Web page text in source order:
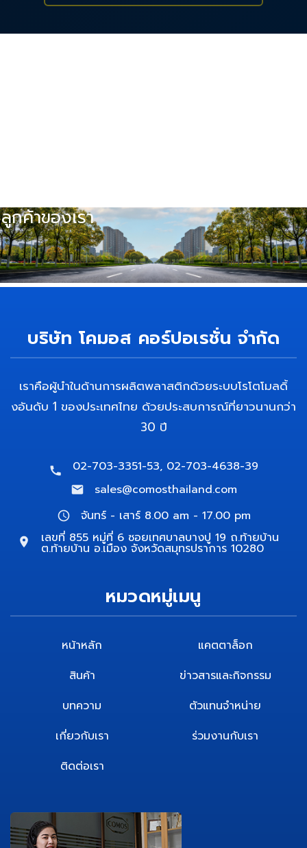
เห็นของจำลอง
ก่อนลงมือจริง
แข็งแรงทนทาน
รูปแบบทัน
สมัย
กำลังการผลิตสูง คุณภาพดี
ลูกค้าของเรา
บริษัท โคมอส คอร์ปอเรชั่น จำกัด
เราคือผู้นำในด้านการผลิตพลาสติกด้วยระบบโรโตโมลดิ้
งอันดับ 1 ของประเทศไทย ด้วยประสบการณ์ที่ยาวนานกว่า
30 ปี
02-703-3351-53, 02-703-4638-39
sales@comosthailand.com
จันทร์ - เสาร์ 8.00 am - 17.00 pm
เลขที่ 855 หมู่ที่ 6 ซอยเทศบาลบางปู 19 ถ.ท้ายบ้าน
ต.ท้ายบ้าน อ.เมือง จังหวัดสมุทรปราการ 10280
หมวดหมู่เมนู
หน้าหลัก
แคตตาล็อก
สินค้า
ข่าวสารและกิจกรรม
บทความ
ตัวแทนจำหน่าย
เกี่ยวกับเรา
ร่วมงานกับเรา
ติดต่อเรา